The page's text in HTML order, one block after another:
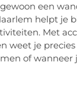
een
helpt je
Met
weet je
of wanneer